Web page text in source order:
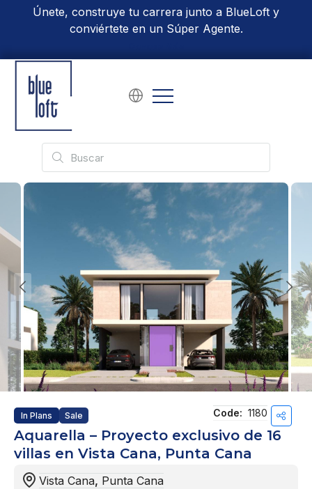
Únete, construye tu carrera junto a BlueLoft y
conviértete en un Súper Agente.
In Plans Sale Code: 1180
Aquarella – Proyecto exclusivo de 16
villas en Vista Cana, Punta Cana
Vista Cana, Punta Cana